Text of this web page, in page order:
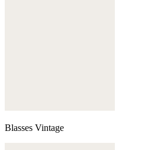
Blasses Vintage